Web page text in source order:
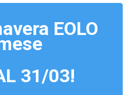
EOLO
31/03!